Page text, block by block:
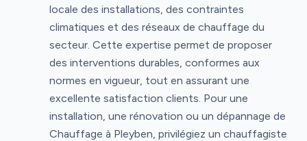
locale des installations, des contraintes
climatiques et des réseaux de chauffage du
secteur. Cette expertise permet de proposer
des interventions durables, conformes aux
normes en vigueur, tout en assurant une
excellente satisfaction clients. Pour une
installation, une rénovation ou un dépannage de
Chauffage à Pleyben, privilégiez un chauffagiste